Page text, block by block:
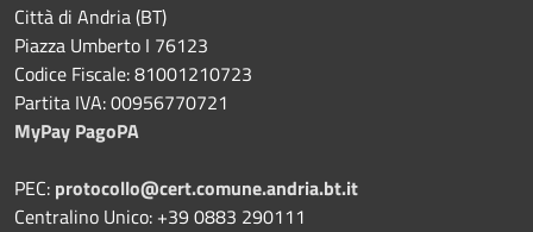
Città di Andria (BT)
Piazza Umberto I 76123
Codice Fiscale: 81001210723
Partita IVA: 00956770721
MyPay PagoPA
PEC: protocollo@cert.comune.andria.bt.it
Centralino Unico: +39 0883 290111